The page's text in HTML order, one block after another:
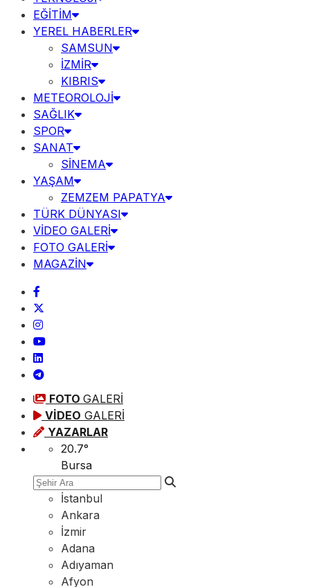
EĞİTİM
YEREL HABERLER
SAMSUN
İZMİR
KIBRIS
METEOROLOJİ
SAĞLIK
SPOR
SANAT
SİNEMA
YAŞAM
ZEMZEM PAPATYA
TÜRK DÜNYASI
VİDEO GALERİ
FOTO GALERİ
MAGAZİN
FOTO GALERİ
VİDEO GALERİ
YAZARLAR
20.7°
Bursa
İstanbul
Ankara
İzmir
Adana
Adıyaman
Afyon